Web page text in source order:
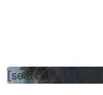
[searchform]